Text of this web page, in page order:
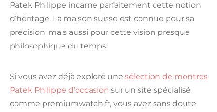
Patek Philippe incarne parfaitement cette notion
d’héritage. La maison suisse est connue pour sa
précision, mais aussi pour cette vision presque
philosophique du temps.
Si vous avez déjà exploré une sélection de montres
Patek Philippe d’occasion sur un site spécialisé
comme premiumwatch.fr, vous avez sans doute